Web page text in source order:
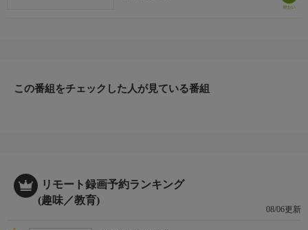
この番組をチェックした人が見ている番組
リモート録画予約ランキング
(趣味／教育)
08/06更新